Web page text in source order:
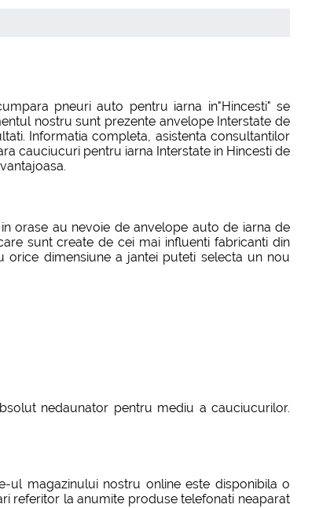
pneuri auto pentru iarna in"Hincesti" se
nostru sunt prezente anvelope Interstate de
Informatia completa, asistenta consultantilor
cauciucuri pentru iarna Interstate in Hincesti de
orase au nevoie de anvelope auto de iarna de
sunt create de cei mai influenti fabricanti din
orice dimensiune a jantei puteti selecta un nou
nedaunator pentru mediu a cauciucurilor.
ul magazinului nostru online este disponibila o
referitor la anumite produse telefonati neaparat